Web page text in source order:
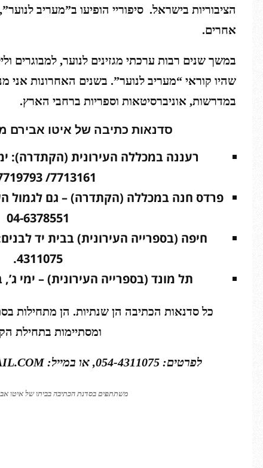
אחרים.
במשך שנים רבות ערכתי מגזינים לנוער, למבוגרים
שהיו קוראי “מעריב לנוער”. בשנים האחרונות אני
במדרשות, אוניברסיטאות וספריות ברחבי הארץ.
סדנאות כתיבה של איטו אבירם
רעננה
7713161/ 09-7719793
פרדס חנה
04-6378551
חיפה
4311075.
תל מונד (בספרייה העירונית)– ימי ג’, ב- 20:00. 054-
כל סדנאות הכתיבה הן שנתיות. הן מתחילות
ומסתיימות בתחילת
לפרטים: 054-4311075, או במייל: HITRASHMUT@GMAIL.COM
משתתפים בסדנת הכתיבה בביתו של איטו